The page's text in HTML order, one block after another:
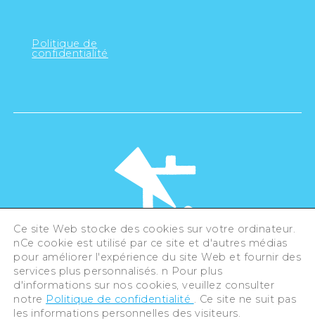
Politique de
confidentialité
©Hiroshima Tourism Association /
Hiroshima Prefecture / Hiroshima City .
All rights reserved
Ce site Web stocke des cookies sur votre ordinateur.
nCe cookie est utilisé par ce site et d'autres médias
pour améliorer l'expérience du site Web et fournir des
services plus personnalisés. n Pour plus
d'informations sur nos cookies, veuillez consulter
notre Politique de confidentialité . Ce site ne suit pas
les informations personnelles des visiteurs.